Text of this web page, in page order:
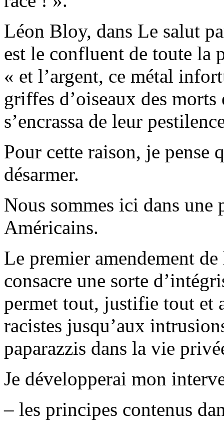
Léon Bloy, dans Le salut
est le confluent de toute la
« et l’argent, ce métal
griffes d’oiseaux des
s’encrassa de leur
Pour cette raison, je pense
désarmer.
Nous sommes ici dans une
Américains.
Le premier amendement
consacre une sorte
permet tout, justifie tout et
racistes jusqu’aux
paparazzis dans la vie
Je développerai mon
– les principes contenus